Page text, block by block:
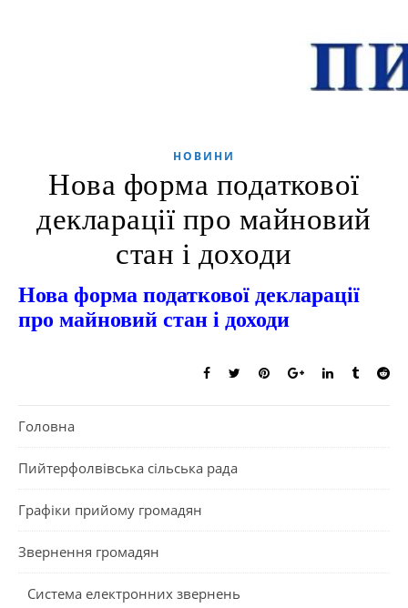
НОВИНИ
Нова форма податкової
декларації про майновий
стан і доходи
Нова форма податкової декларації
про майновий стан і доходи
Головна
Пийтерфолвівська сільська рада
Графіки прийому громадян
Звернення громадян
Система електронних звернень